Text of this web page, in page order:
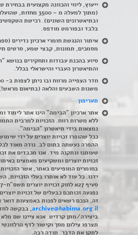
ייעוץ, ליווי והכוונה מקצועית בבחירת
(מתוך למעלה מ – 3500
ובתיאטרונים השונים). רכישת
בלבד ובפורמט מודפס.
איתור והנגשת חומרי ארכיון נדירים (
מסמכים, תמונות, קבצי שמע, סרטים
סיוע בהכנת עבודות ותחקירים בנושא
והתיאטרון העברי והישראלי בכלל.
משנות השבעים והלאה (בתיאום
תעריפון
אתר ארכיון "הבימה" הינו אתר לימוד
ללא מטרות רווח. הזכויות למרבית
נמצאות בידי תיאטרון "הבימה".
ככל שהופרו זכויות יוצרים על ידי
ההפרה נעשתה בתום לב. נודה מאוד לכל
טעותנו ונתקנה מיד. אנו מכבדים את
זכויות יוצרים ומשקיעים מאמצים
בחומרים המופיעים באתר, אשר הזכויות
ידנו. כל עוד לא אותרו בעלי הזכויות,
נפגעה זכותכם כבעלים של זכויות
זה, הנכם רשאים לפנות באמצעות דואר
archive@habima.org.il, בבקשה
ביצירה/מתן קרדיט. אנא ציינו שם מלא
תצרפו צילום מסך וקישור לדף
לתקן את הדבר. תודה רבה.